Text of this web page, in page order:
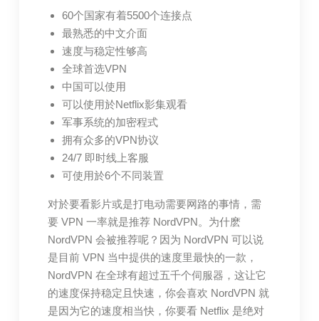
60个国家有着5500个连接点
最熟悉的中文介面
速度与稳定性够高
全球首选VPN
中国可以使用
可以使用於Netflix影集观看
军事系统的加密程式
拥有众多的VPN协议
24/7 即时线上客服
可使用於6个不同装置
对於要看影片或是打电动需要网路的事情，需
要 VPN 一率就是推荐 NordVPN。为什麽
NordVPN 会被推荐呢？因为 NordVPN 可以说
是目前 VPN 当中提供的速度里最快的一款，
NordVPN 在全球有超过五千个伺服器，这让它
的速度保持稳定且快速，你会喜欢 NordVPN 就
是因为它的速度相当快，你要看 Netflix 是绝对